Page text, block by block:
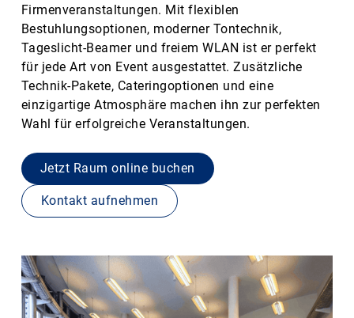
Firmenveranstaltungen. Mit flexiblen
Bestuhlungsoptionen, moderner Tontechnik,
Tageslicht-Beamer und freiem WLAN ist er perfekt
für jede Art von Event ausgestattet. Zusätzliche
Technik-Pakete, Cateringoptionen und eine
einzigartige Atmosphäre machen ihn zur perfekten
Wahl für erfolgreiche Veranstaltungen.
Jetzt Raum online buchen
Kontakt aufnehmen